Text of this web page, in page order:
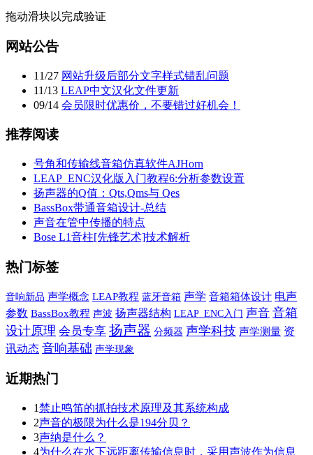
拖动滑块以完成验证
网站公告
11/27 网站升级后部分文字样式错乱问题
11/13 LEAP中文汉化文件更新
09/14 会员限时优惠价，不要错过好机会！
推荐阅读
号角和传输线音箱仿真软件AJHorn
LEAP_ENC汉化版入门教程6:分析参数设置
扬声器的Q值：Qts,Qms与 Qes
BassBox带通音箱设计-总结
声音在管中传播的特点
Bose L1音柱[先锋艺术]技术解析
热门标签
音响新品 声学概念 LEAP教程 蓝牙音箱 声学 音箱箱体设计 电声
参数 BassBox教程 声波 扬声器结构 LEAP_ENC入门 声音 音箱
设计原理 会员专享 扬声器 分频器 声学科技 声学测量 资
讯动态 音响基础 声学现象
近期热门
1禁止鸣笛的抓拍技术原理及其系统构成
2声音的极限为什么是194分贝？
3声纳是什么？
4为什么在水下远距离传输信息时，采用声波作为信息